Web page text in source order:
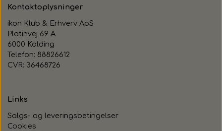
Kontaktoplysninger
ikon Klub & Erhverv ApS
Platinvej 69 A
6000 Kolding
Telefon: 88826612
CVR: 36468726
Links
Salgs- og leveringsbetingelser
Cookies